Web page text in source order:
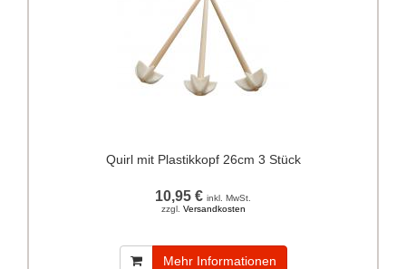
Quirl mit Plastikkopf 26cm 3 Stück
10,95 € inkl. MwSt.
zzgl. Versandkosten
Mehr Informationen